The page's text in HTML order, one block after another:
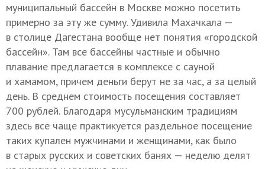
муниципальный бассейн в Москве можно посетить
примерно за эту же сумму. Удивила Махачкала —
в столице Дагестана вообще нет понятия «городской
бассейн». Там все бассейны частные и обычно
плавание предлагается в комплексе с сауной
и хамамом, причем деньги берут не за час, а за целый
день. В среднем стоимость посещения составляет
700 рублей. Благодаря мусульманским традициям
здесь все чаще практикуется раздельное посещение
таких купален мужчинами и женщинами, как было
в старых русских и советских банях — неделю делят